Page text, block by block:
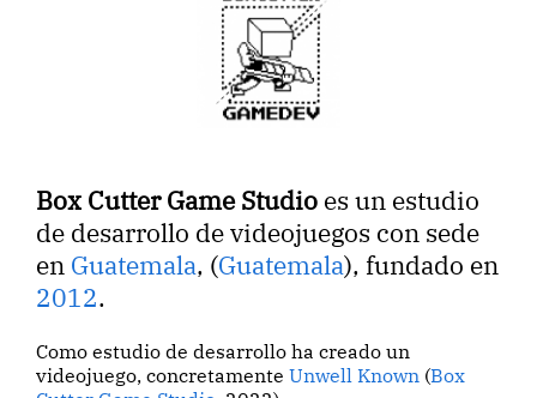
Box Cutter Game Studio es un estudio
de desarrollo de videojuegos con sede
en Guatemala, (Guatemala), fundado en
2012.
Como estudio de desarrollo ha creado un
videojuego, concretamenteUnwell Known (Box